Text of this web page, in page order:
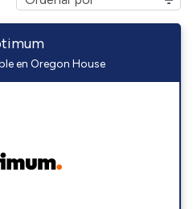
en Oregon House